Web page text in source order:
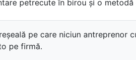
petrecute în birou și o
pe care niciun antreprenor
pe firmă.